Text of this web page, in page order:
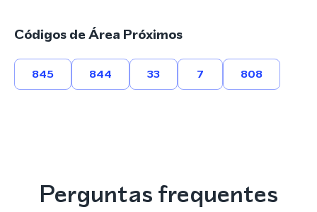
Códigos de Área Próximos
845 844 33 7 808
Perguntas frequentes